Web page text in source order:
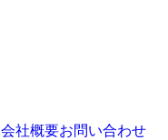
会社概要お問い合わせ